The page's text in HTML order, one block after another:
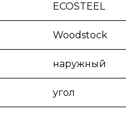
ECOSTEEL
Woodstock
наружный
угол